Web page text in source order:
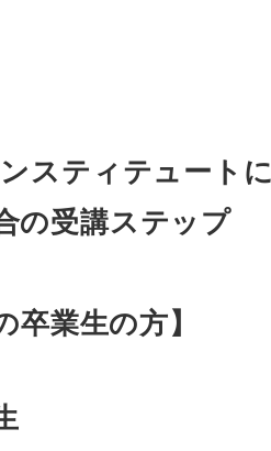
スティテュート
の受講ステップ
卒業生の方】